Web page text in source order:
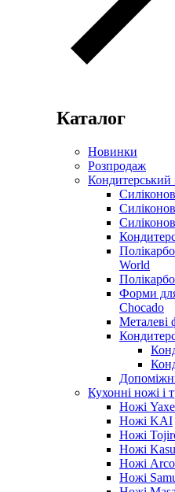
Каталог
Новинки
Розпродаж
Кондитерський
World
Форми
Chocado
Металеві
Кухонні ножі і
Ножі
Ножі KAI
Ножі
Ножі
Ножі
Ножі